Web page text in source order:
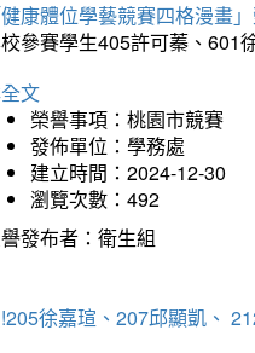
康體位學藝競賽四格漫畫
參賽學生405許可蓁、601
文
榮譽事項：桃園市競賽
發佈單位：學務處
建立時間：2024-12-30
瀏覽次數：492
發布者：衛生組
徐嘉瑄、207邱顯凱、